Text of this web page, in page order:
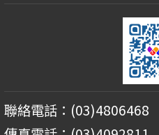
聯絡電話：(03)4806468